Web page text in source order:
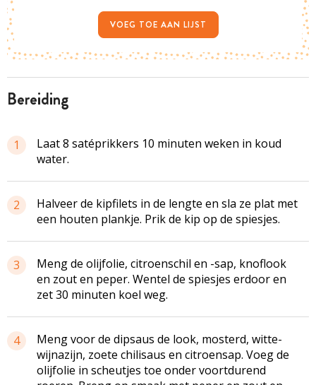
bereiding
1 Laat 8 satéprikkers 10 minuten weken in koud
water.
2
Halveer de kipfilets in de lengte en sla ze plat met
een houten plankje. Prik de kip op de spiesjes.
3
Meng de olijfolie, citroenschil en -sap, knoflook
en zout en peper. Wentel de spiesjes erdoor en
zet 30 minuten koel weg.
4
Meng voor de dipsaus de look, mosterd, witte-
wijnazijn, zoete chilisaus en citroensap. Voeg de
olijfolie in scheutjes toe onder voortdurend
VOEG TOE AAN LIJST